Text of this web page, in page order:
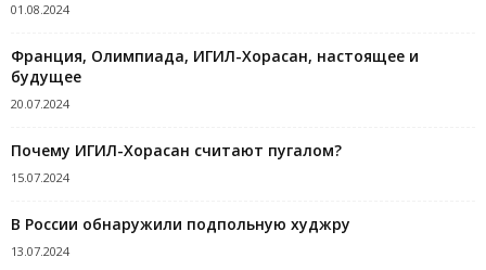
01.08.2024
Франция, Олимпиада, ИГИЛ-Хорасан, настоящее и
будущее
20.07.2024
Почему ИГИЛ-Хорасан считают пугалом?
15.07.2024
В России обнаружили подпольную худжру
13.07.2024